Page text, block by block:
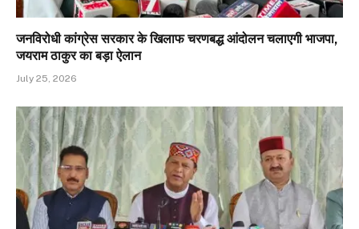
जनविरोधी कांग्रेस सरकार के खिलाफ चरणबद्ध आंदोलन चलाएगी भाजपा,
जयराम ठाकुर का बड़ा ऐलान
July 25, 2026